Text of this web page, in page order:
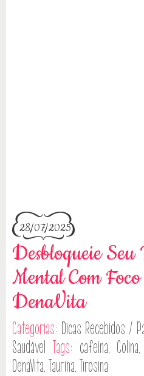
28/07/2025
Desbloqueie
Mental Com
DenaVita
Categorias: Dicas Recebidos /
Saudável
Tags: cafeína, Colina,
DenaVita, Taurina, Tirosina